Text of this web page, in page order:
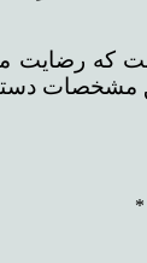
که رضایت
*